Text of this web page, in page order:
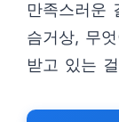
만족스러운
슴거상, 무
받고 있는